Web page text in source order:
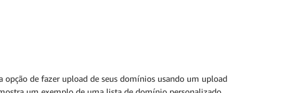
de fazer upload de seus domínios usando um upload